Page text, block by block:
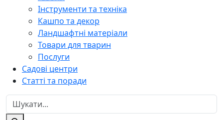
Інструменти та техніка
Кашпо та декор
Ландшафтні матеріали
Товари для тварин
Послуги
Садові центри
Статті та поради